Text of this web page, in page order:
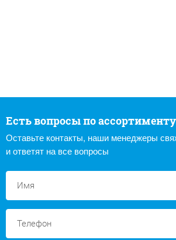
Есть вопросы по
Оставьте контакты, наши менеджеры
и ответят на все вопросы